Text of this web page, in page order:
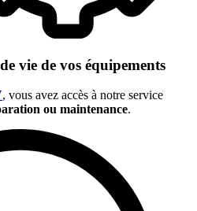
vie de vos équipements
, vous avez accès à notre service
ou maintenance.